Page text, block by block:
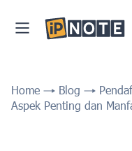
Home Blog
Aspek Penting dan